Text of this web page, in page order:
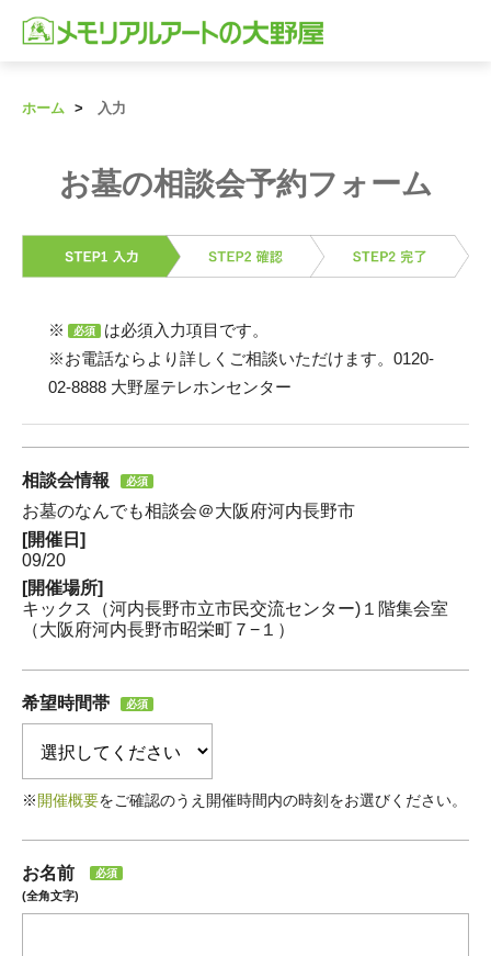
ホーム 入力
お墓の相談会予約フォーム
※ 必須
は必須入力項目です。
※お電話ならより詳しくご相談いただけます。 0120-
02-8888大野屋テレホンセンター
相談会情報 必須
お墓のなんでも相談会＠大阪府河内長野市
[開催日]
09/20
[開催場所]
キックス（河内長野市立市民交流センター)１階集会室
（大阪府河内長野市昭栄町７−１）
希望時間帯 必須
※ 開催概要をご確認のうえ開催時間内の時刻をお選びください。
お名前
(全角文字)
必須